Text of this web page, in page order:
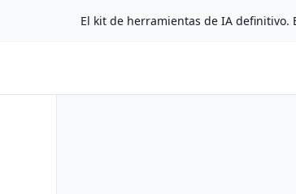
El kit de herramientas de IA definitivo.